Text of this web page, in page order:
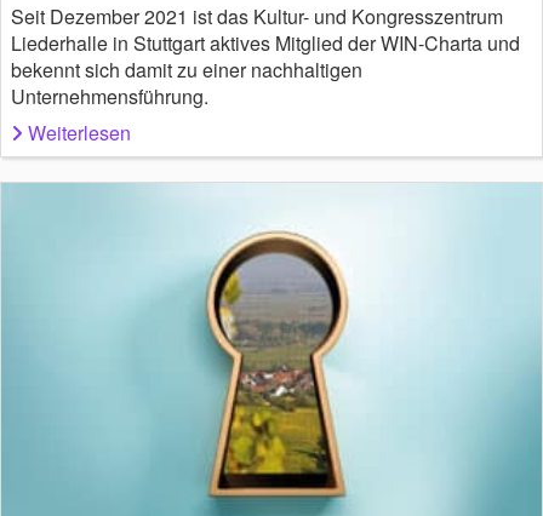
Seit Dezember 2021 ist das Kultur- und Kongresszentrum
Liederhalle in Stuttgart aktives Mitglied der WIN-Charta und
bekennt sich damit zu einer nachhaltigen
Unternehmensführung.
Weiterlesen